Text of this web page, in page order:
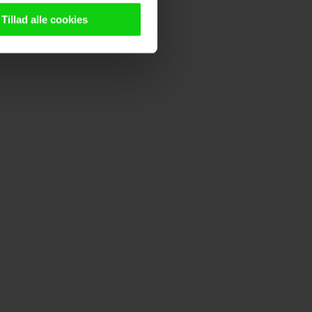
tilgår oplysninger på din
lave
valg anvendes på
Tillad alle cookies